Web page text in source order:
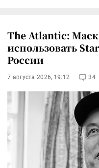
The Atlantic:
использовать
России
7 августа 2026, 19:12 34